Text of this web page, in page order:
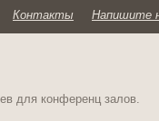
Контакты Напишите
для конференц залов.